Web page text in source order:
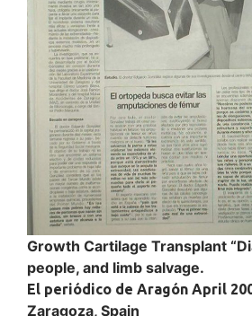
Growth Cartilage Transplant
people, and limb salvage.
El periódico de Aragón April
Zaragoza, Spain